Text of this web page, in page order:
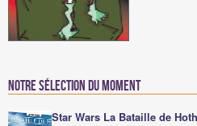
Notre sélection du moment
Star Wars La Bataille de Hoth